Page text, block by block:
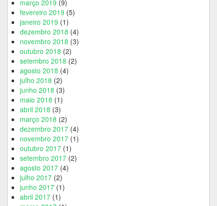
março 2019 (9)
fevereiro 2019 (5)
janeiro 2019 (1)
dezembro 2018 (4)
novembro 2018 (3)
outubro 2018 (2)
setembro 2018 (2)
agosto 2018 (4)
julho 2018 (2)
junho 2018 (3)
maio 2018 (1)
abril 2018 (3)
março 2018 (2)
dezembro 2017 (4)
novembro 2017 (1)
outubro 2017 (1)
setembro 2017 (2)
agosto 2017 (4)
julho 2017 (2)
junho 2017 (1)
abril 2017 (1)